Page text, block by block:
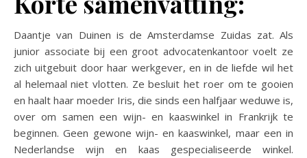
Daantje van Duinen is de Amsterdamse Zuidas zat. Als
junior associate bij een groot advocatenkantoor voelt ze
zich uitgebuit door haar werkgever, en in de liefde wil het
al helemaal niet vlotten. Ze besluit het roer om te gooien
en haalt haar moeder Iris, die sinds een halfjaar weduwe is,
over om samen een wijn- en kaaswinkel in Frankrijk te
beginnen. Geen gewone wijn- en kaaswinkel, maar een in
Nederlandse wijn en kaas gespecialiseerde winkel.